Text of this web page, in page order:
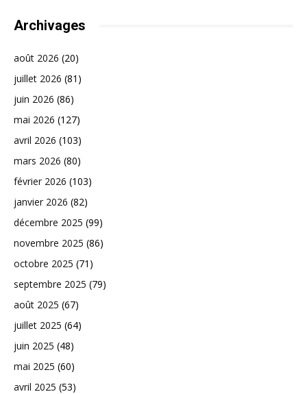
Archivages
août 2026 (20)
juillet 2026 (81)
juin 2026 (86)
mai 2026 (127)
avril 2026 (103)
mars 2026 (80)
février 2026 (103)
janvier 2026 (82)
décembre 2025 (99)
novembre 2025 (86)
octobre 2025 (71)
septembre 2025 (79)
août 2025 (67)
juillet 2025 (64)
juin 2025 (48)
mai 2025 (60)
avril 2025 (53)